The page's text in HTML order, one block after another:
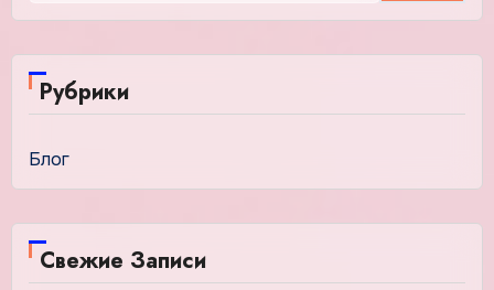
Рубрики
Блог
Свежие Записи